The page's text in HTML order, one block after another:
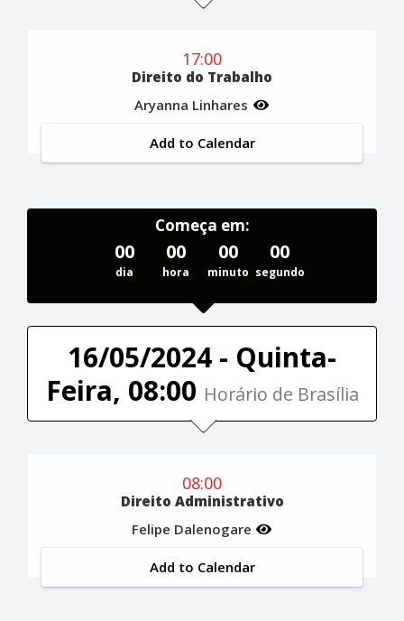
17:00
Direito do Trabalho
Aryanna Linhares
Add to Calendar
Começa em:
00
dia
00
hora
00
minuto
00
segundo
16/05/2024 - Quinta-
Feira, 08:00 Horário de Brasília
08:00
Direito Administrativo
Felipe Dalenogare
Add to Calendar